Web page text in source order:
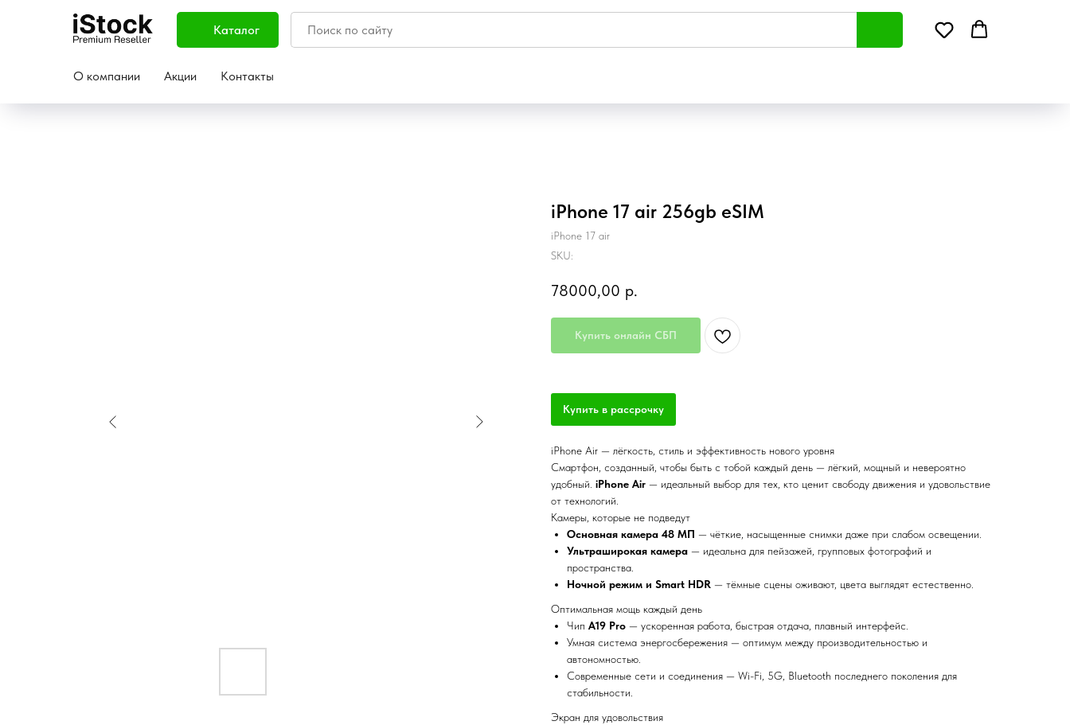
Каталог
О компании Акции Контакты
iPhone 17 air 256gb eSIM
iPhone 17 air
SKU:
78000,00 р.
Купить онлайн СБП
Купить в рассрочку
iPhone Air — лёгкость, стиль и эффективность нового уровня
Смартфон, созданный, чтобы быть с тобой каждый день — лёгкий, мощный и невероятно
удобный. iPhone Air — идеальный выбор для тех, кто ценит свободу движения и удовольствие
от технологий.
Камеры, которые не подведут
Основная камера 48 МП — чёткие, насыщенные снимки даже при слабом освещении.
Ультраширокая камера — идеальна для пейзажей, групповых фотографий и
пространства.
Ночной режим и Smart HDR — тёмные сцены оживают, цвета выглядят естественно.
Оптимальная мощь каждый день
Чип A19 Pro — ускоренная работа, быстрая отдача, плавный интерфейс.
Умная система энергосбережения — оптимум между производительностью и
автономностью.
Современные сети и соединения — Wi-Fi, 5G, Bluetooth последнего поколения для
стабильности.
Экран для удовольствия